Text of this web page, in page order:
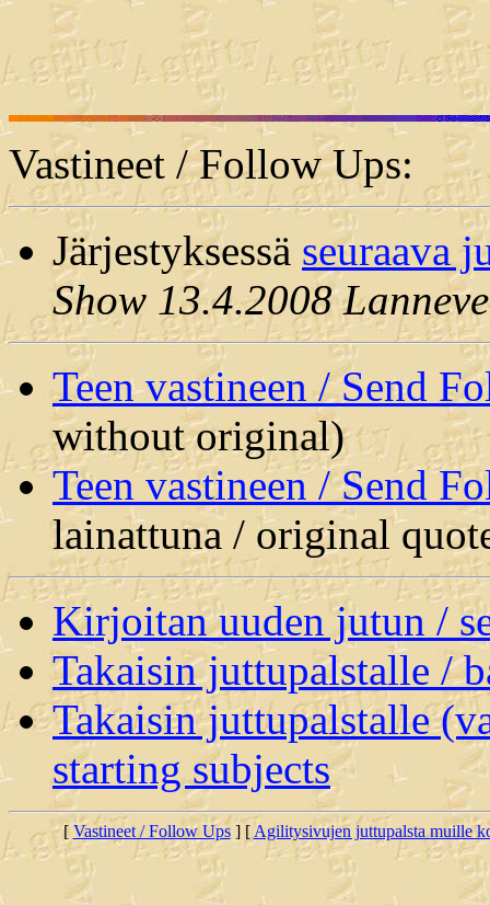
Vastineet / Follow Ups:
Järjestyksessä seuraava
Show 13.4.2008
Teen vastineen / Send
without original)
Teen vastineen / Send
lainattuna / original
Kirjoitan uuden jutun /
Takaisin juttupalstalle /
Takaisin juttupalstalle
starting subjects
[ Vastineet / Follow Ups] [Agilitysivujen juttupalsta muille